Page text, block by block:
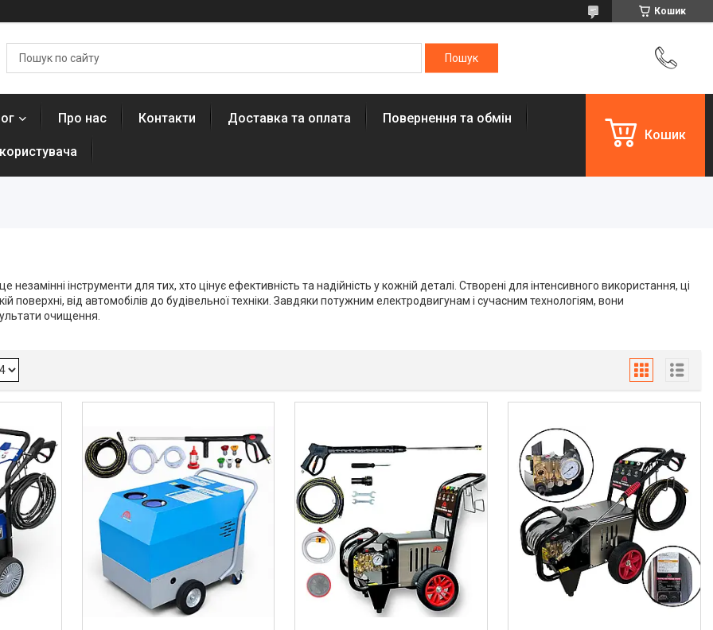
Кошик
Про нас Контакти Доставка та оплата Повернення та обмін
Кошик
інструменти для тих, хто цінує ефективність та надійність у кожній деталі. Створені для інтенсивного використання, ці
від автомобілів до будівельної техніки. Завдяки потужним електродвигунам і сучасним технологіям, вони
очищення.